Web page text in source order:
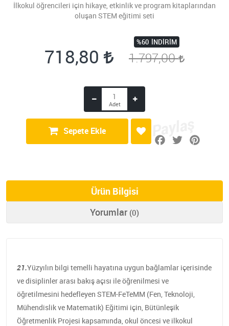
İlkokul öğrencileri için hikaye, etkinlik ve program kitaplarından
oluşan STEM eğitimi seti
718,80
%60 İNDIRIM
1.797,00
Sepete Ekle
Ürün Bilgisi
Yorumlar (0)
21.Yüzyılın bilgi temelli hayatına uygun bağlamlar içerisinde
ve disiplinler arası bakış açısı ile öğrenilmesi ve
öğretilmesini hedefleyen STEM-FeTeMM (Fen, Teknoloji,
Mühendislik ve Matematik) Eğitimi için, Bütünleşik
Öğretmenlik Projesi kapsamında, okul öncesi ve ilkokul